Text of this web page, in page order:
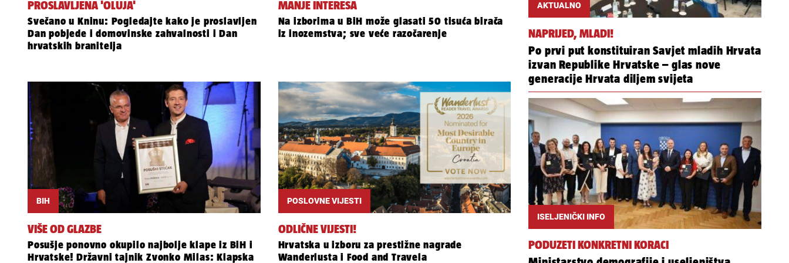
PROSLAVLJENA 'OLUJA'
Svečano u Kninu: Pogledajte kako je proslavljen
Dan pobjede i domovinske zahvalnosti i Dan
hrvatskih branitelja
MANJE INTERESA
Na izborima u BiH može glasati 50 tisuća birača
iz inozemstva; sve veće razočarenje
BIH
VIŠE OD GLAZBE
Posušje ponovno okupilo najbolje klape iz BiH i
Hrvatske! Državni tajnik Zvonko Milas: Klapska
POSLOVNE VIJESTI
ODLIČNE VIJESTI!
Hrvatska u izboru za prestižne nagrade
Wanderlusta i Food and Travela
AKTUALNO
NAPRIJED, MLADI!
Po prvi put konstituiran Savjet mladih Hrvata
izvan Republike Hrvatske – glas nove
generacije Hrvata diljem svijeta
ISELJENIČKI INFO
PODUZETI KONKRETNI KORACI